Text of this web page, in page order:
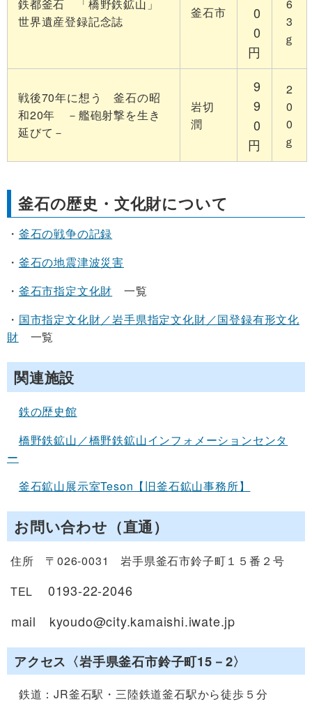
鉄都釜石 「橋野鉄鉱山」
世界遺産登録記念誌
釜石市
0
0
円
6
3
ｇ
戦後70年に想う 釜石の昭
和20年 －艦砲射撃を生き
延びて－
岩切
潤
9
9
0
円
2
0
0
ｇ
釜石の歴史・文化財について
・ 釜石の戦争の記録
・ 釜石の地震津波災害
・ 釜石市指定文化財 一覧
・ 国市指定文化財／岩手県指定文化財／国登録有形文化
財 一覧
関連施設
鉄の歴史館
橋野鉄鉱山／橋野鉄鉱山インフォメーションセンタ
ー
釜石鉱山展示室Teson【旧釜石鉱山事務所】
お問い合わせ（直通）
住所 〒026-0031 岩手県釜石市鈴子町１５番２号
TEL 0193-22-2046
mail kyoudo@city.kamaishi.iwate.jp
アクセス〈岩手県釜石市鈴子町15－2〉
鉄道：JR釜石駅・三陸鉄道釜石駅から徒歩５分